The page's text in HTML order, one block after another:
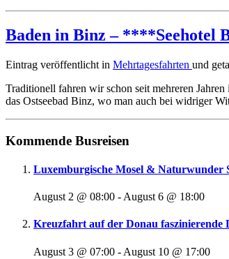
Baden in Binz – ****Seehotel
Eintrag veröffentlicht in Mehrtagesfahrten und
Traditionell fahren wir schon seit mehreren
das Ostseebad Binz, wo man auch bei widriger
Kommende Busreisen
Luxemburgische Mosel & Naturwunder
August 2 @ 08:00 - August 6 @ 18:00
Kreuzfahrt auf der Donau faszinierende
August 3 @ 07:00 - August 10 @ 17:00